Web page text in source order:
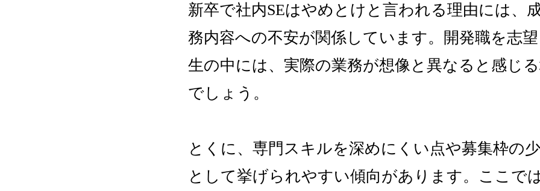
新卒で社内SEはやめとけと言われる理由には、
務内容への不安が関係しています。開発職を志
生の中には、実際の業務が想像と異なると感じ
でしょう。
とくに、専門スキルを深めにくい点や募集枠の
として挙げられやすい傾向があります。ここで